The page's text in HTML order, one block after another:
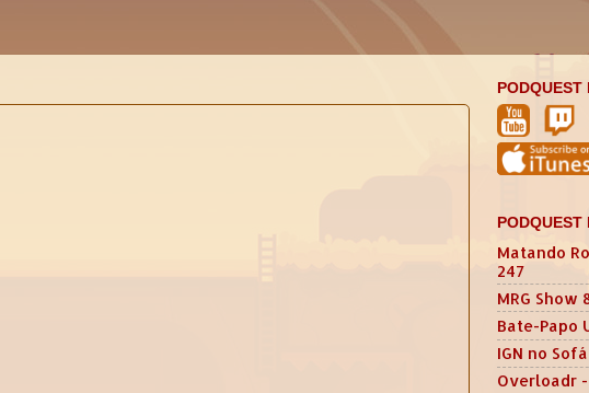
PODQUEST
PODQUEST
Matando
247
MRG Show
Bate-Papo
IGN no Sofá
Overloadr